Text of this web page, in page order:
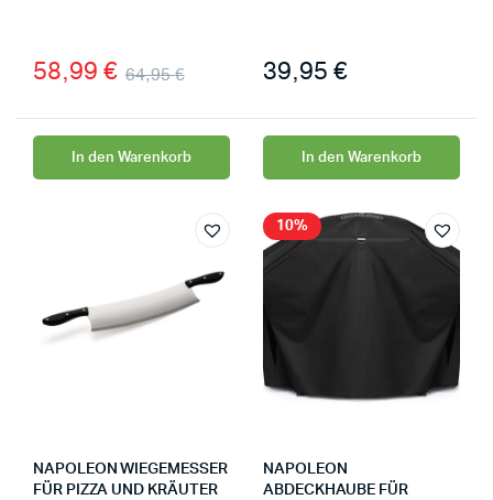
64,95€
58,99 €
In den Warenkorb
39,95 €
In den Warenkorb
NAPOLEON WIEGEMESSER
FÜR PIZZA UND KRÄUTER
10%
NAPOLEON
ABDECKHAUBE FÜR